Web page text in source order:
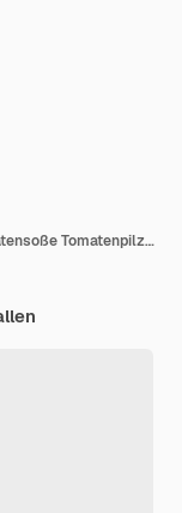
Pizza Margarita-Vektorillustration Tomatensoße Tomatenpilzscheiben Kruste Italienische Pizzeria